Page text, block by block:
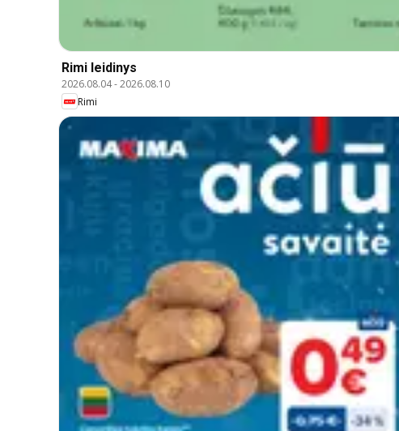
Rimi leidinys
2026.08.04-2026.08.10
Rimi